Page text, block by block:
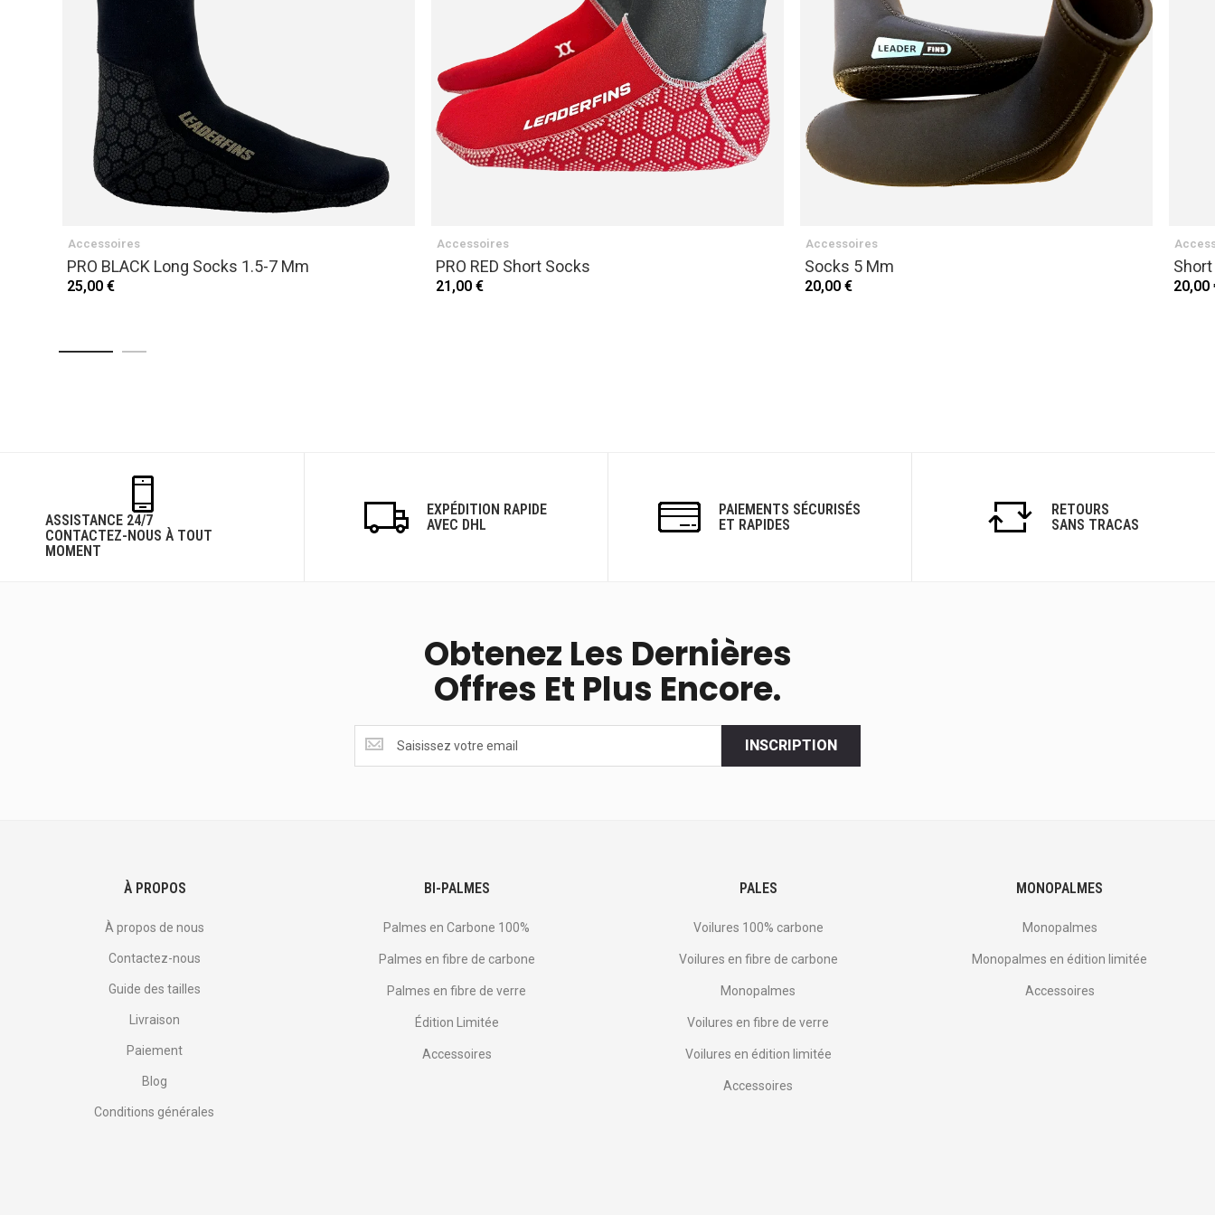
Accessoires
PRO BLACK Long Socks 1.5-7 Mm
25,00 €
Accessoires
PRO RED Short Socks
21,00 €
Accessoires
Socks 5 Mm
20,00 € 20,00
ASSISTANCE 24/7
CONTACTEZ-NOUS À TOUT
MOMENT
EXPÉDITION RAPIDE
AVEC DHL
PAIEMENTS SÉCURISÉS
ET RAPIDES
RETOURS
SANS TRACAS
Obtenez Les Dernières
Offres Et Plus Encore.
les
dernières
INSCRIPTION
À PROPOS
À propos de nous
Contactez-nous
Guide des tailles
Livraison
Paiement
Blog
Conditions générales
BI-PALMES
Palmes en Carbone 100%
Palmes en fibre de carbone
Palmes en fibre de verre
Édition Limitée
Accessoires
PALES
Voilures 100% carbone
Voilures en fibre de carbone
Monopalmes
Voilures en fibre de verre
Voilures en édition limitée
Accessoires
MONOPALMES
Monopalmes
Monopalmes en édition limitée
Accessoires